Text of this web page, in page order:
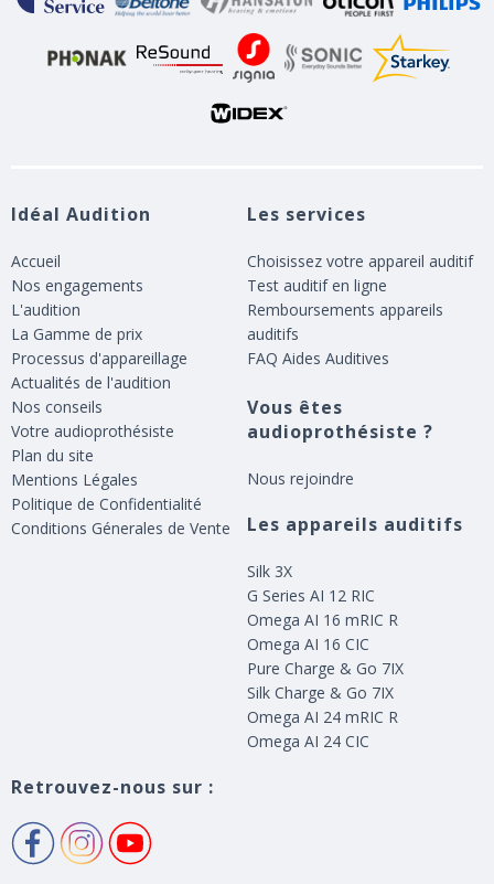
Idéal Audition
Accueil
Nos engagements
L'audition
La Gamme de prix
Processus d'appareillage
Actualités de l'audition
Nos conseils
Votre audioprothésiste
Plan du site
Mentions Légales
Politique de Confidentialité
Conditions Génerales de Vente
Les services
Choisissez votre appareil auditif
Test auditif en ligne
Remboursements appareils
auditifs
FAQ Aides Auditives
Vous êtes
audioprothésiste ?
Nous rejoindre
Les appareils auditifs
Silk 3X
G Series AI 12 RIC
Omega AI 16 mRIC R
Omega AI 16 CIC
Pure Charge & Go 7IX
Silk Charge & Go 7IX
Omega AI 24 mRIC R
Omega AI 24 CIC
Retrouvez-nous sur :